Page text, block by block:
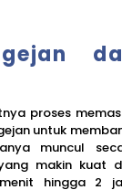
proses
untuk
muncul
makin kuat
hingga 2